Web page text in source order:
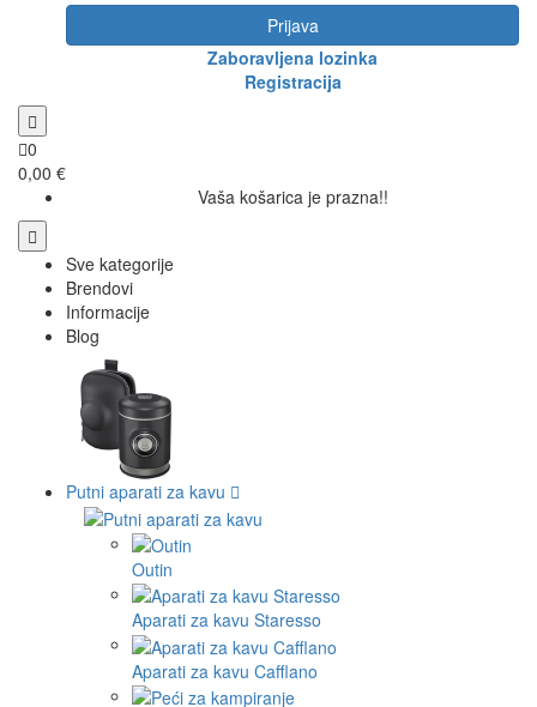
Prijava
Zaboravljena lozinka
Registracija
0
0,00 €
Vaša košarica je prazna!!
Sve kategorije
Brendovi
Informacije
Blog
Putni aparati za kavu
Outin
Aparati za kavu Staresso
Aparati za kavu Cafflano